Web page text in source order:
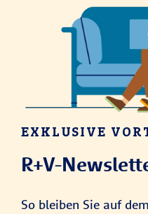
EXKLUSIVE
R+V-
So bleiben Sie auf